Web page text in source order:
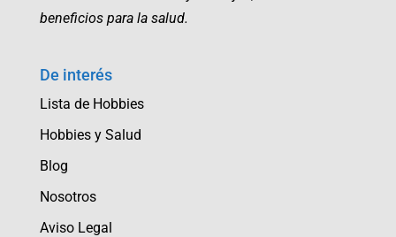
beneficios para la salud.
De interés
Lista de Hobbies
Hobbies y Salud
Blog
Nosotros
Aviso Legal